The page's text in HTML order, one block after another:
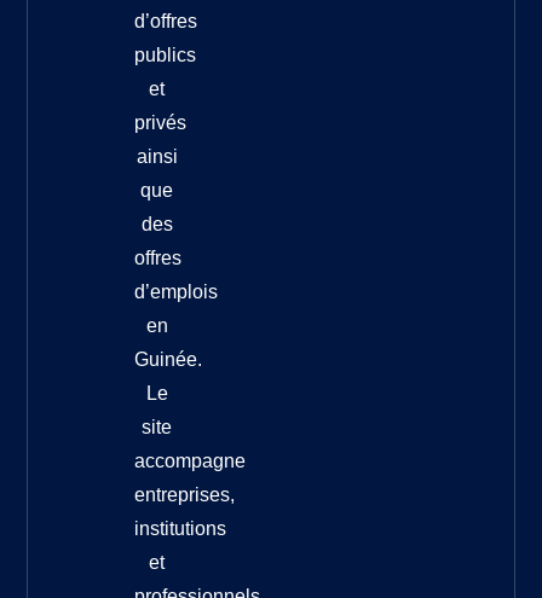
d’offres
publics
et
privés
ainsi
que
des
offres
d’emplois
en
Guinée.
Le
site
accompagne
entreprises,
institutions
et